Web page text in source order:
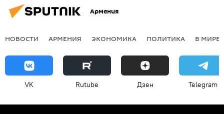
Армения
НОВОСТИ АРМЕНИЯ ЭКОНОМИКА ПОЛИТИКА В МИРЕ
VK Rutube Дзен Telegram